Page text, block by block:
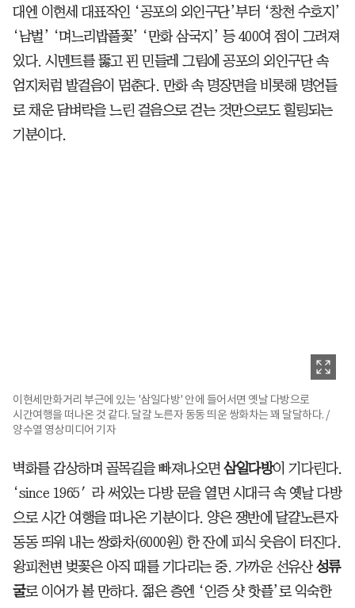
대엔 이현세 대표작인 ‘공포의 외인구단’부터 ‘창천 수호지’
‘남벌’ ‘며느리밥풀꽃’ ‘만화 삼국지’ 등 400여 점이 그려져
있다. 시멘트를 뚫고 핀 민들레 그림에 공포의 외인구단 속
엄지처럼 발걸음이 멈춘다. 만화 속 명장면을 비롯해 명언들
로 채운 담벼락을 느린 걸음으로 걷는 것만으로도 힐링되는
기분이다.
이현세만화거리 부근에 있는 '삼일다방' 안에 들어서면 옛날 다방으로
시간여행을 떠나온 것 같다. 달걀 노른자 동동 띄운 쌍화차는 꽤 달달하다. /
양수열 영상미디어 기자
벽화를 감상하며 골목길을 빠져나오면 삼일다방이 기다린다.
‘since 1965′라 써있는 다방 문을 열면 시대극 속 옛날 다방
으로 시간 여행을 떠나온 기분이다. 양은 쟁반에 달걀노른자
동동 띄워 내는 쌍화차(6000원) 한 잔에 피식 웃음이 터진다.
왕피천변 벚꽃은 아직 때를 기다리는 중. 가까운 선유산 성류
굴로 이어가 볼 만하다. 젊은 층엔 ‘인증 샷 핫플’로 익숙한